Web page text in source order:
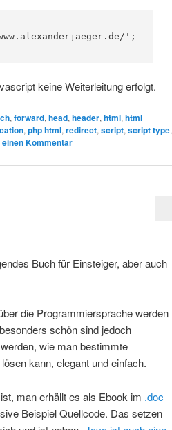
';
keine Weiterleitung erfolgt.
, forward, head, header, html, html
, php html, redirect, script, script type,
Kommentar
Buch für Einsteiger, aber auch
die Programmiersprache werden
schön sind jedoch
wie man bestimmte
kann, elegant und einfach.
man erhällt es als Ebook im .doc
Beispiel Quellcode. Das setzen